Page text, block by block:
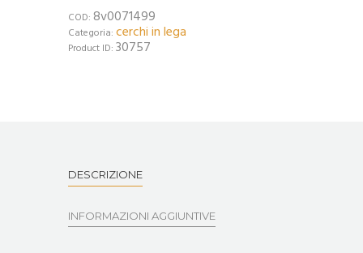
COD: 8v0071499
Categoria: cerchi in lega
Product ID: 30757
DESCRIZIONE
INFORMAZIONI AGGIUNTIVE